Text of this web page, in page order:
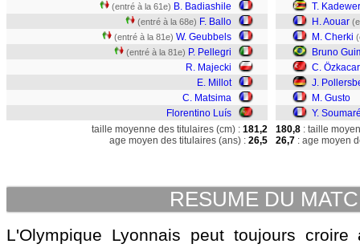
(entré à la 61e) B. Badiashile
(entré à la 68e) F. Ballo
(entré à la 81e) W. Geubbels
(entré à la 81e) P. Pellegri
R. Majecki
E. Millot
C. Matsima
Florentino Luís
T.
H. Aouar
M. Cherki
Bruno
C. Özkacar
J.
M. Gusto
Y.
taille moyenne des titulaires (cm) : 181,2
age moyen des titulaires (ans) : 26,5
180,8 : taille
26,7 : age moyen
RESUME DU
L'Olympique Lyonnais peut toujours